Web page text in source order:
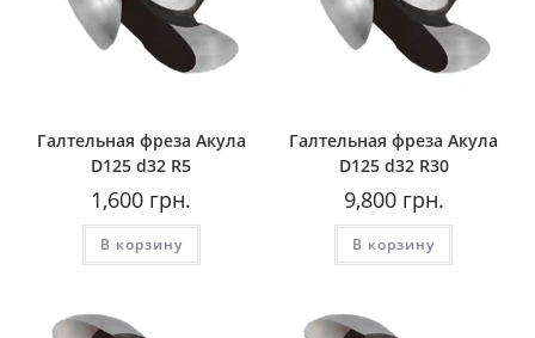
Галтельная фреза Акула
D125 d32 R5
1,600 грн.
В корзину
Галтельная фреза Акула
D125 d32 R30
9,800грн.
В корзину